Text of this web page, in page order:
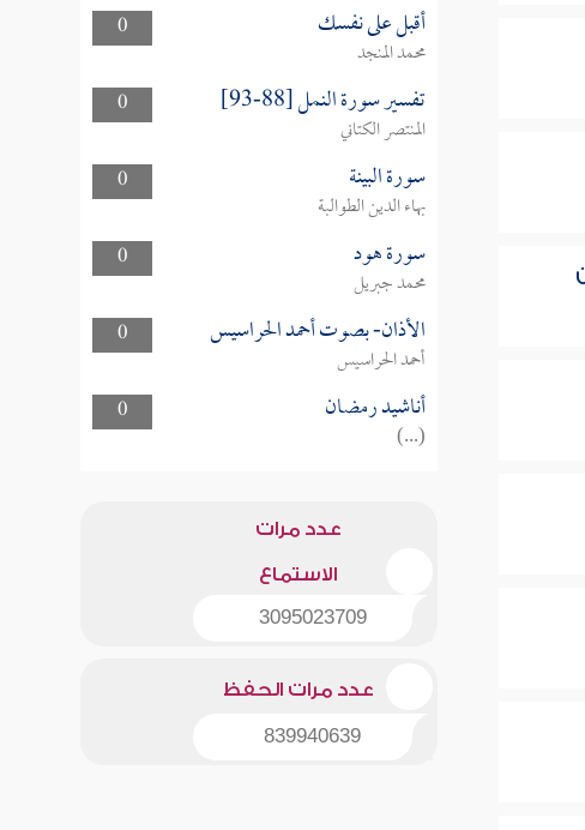
0 أقبل على نفسك
محمد المنجد
0
تفسير سورة النمل [88-93]
المنتصر الكتاني
0
سورة البينة
بهاء الدين الطوالبة
0
سورة هود
محمد جبريل
0
الأذان- بصوت أحمد الحراسيس
أحمد الحراسيس
0
أناشيد رمضان
(...)
عدد مرات
الاستماع
3095023709
عدد مرات الحفظ
839940639